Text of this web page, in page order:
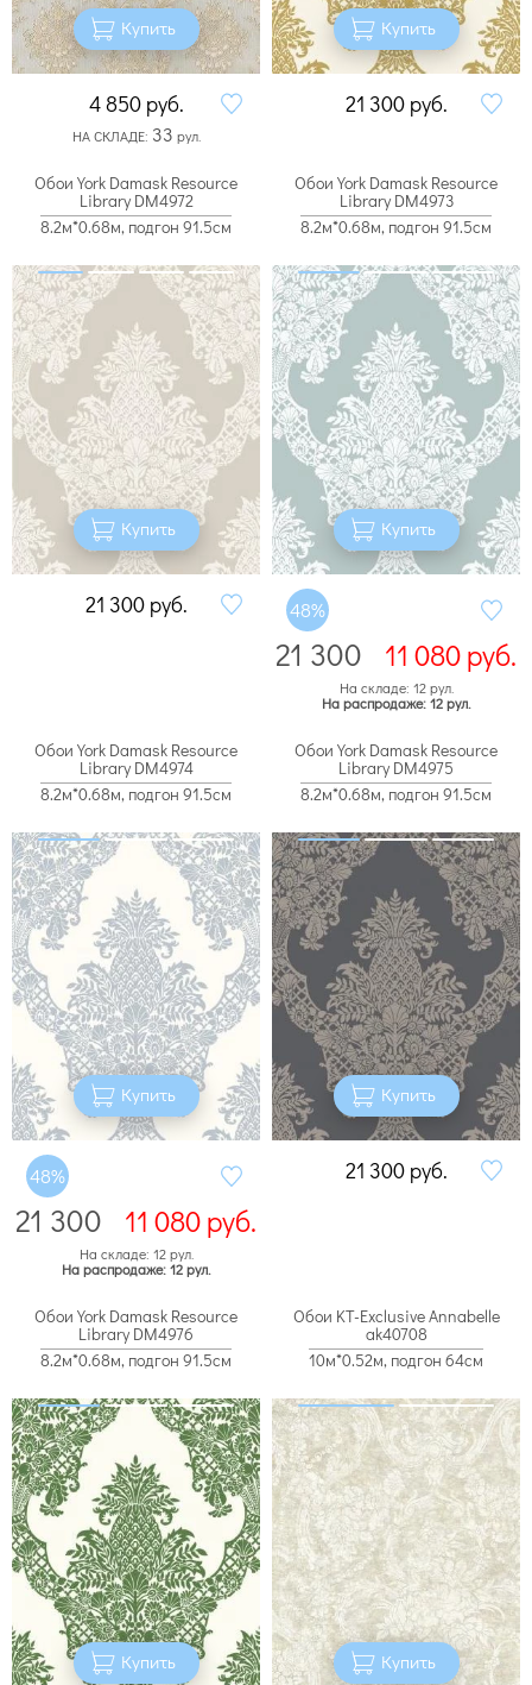
Купить
4 850 руб.
НА СКЛАДЕ: 33 рул.
Купить
21 300 руб.
Обои York Damask Resource
Library DM4972
8.2м*0.68м, подгон 91.5см
Купить
21 300 руб.
Обои York Damask Resource
Library DM4973
8.2м*0.68м, подгон 91.5см
Купить
48%
21 300 11 080руб.
На складе: 12 рул.
На распродаже: 12 рул.
Обои York Damask Resource
Library DM4974
8.2м*0.68м, подгон 91.5см
Купить
48%
21 300 11 080руб.
На складе: 12 рул.
На распродаже: 12 рул.
Обои York Damask Resource
Library DM4975
8.2м*0.68м, подгон 91.5см
Купить
21 300 руб.
Обои York Damask Resource
Library DM4976
8.2м*0.68м, подгон 91.5см
Купить
Обои KT-Exclusive Annabelle
ak40708
10м*0.52м, подгон 64см
Купить